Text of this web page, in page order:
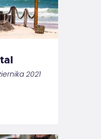
2021